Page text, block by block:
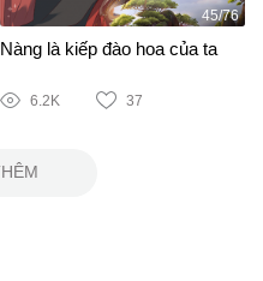
45/76
Nàng là kiếp đào hoa của ta
6.2K 37